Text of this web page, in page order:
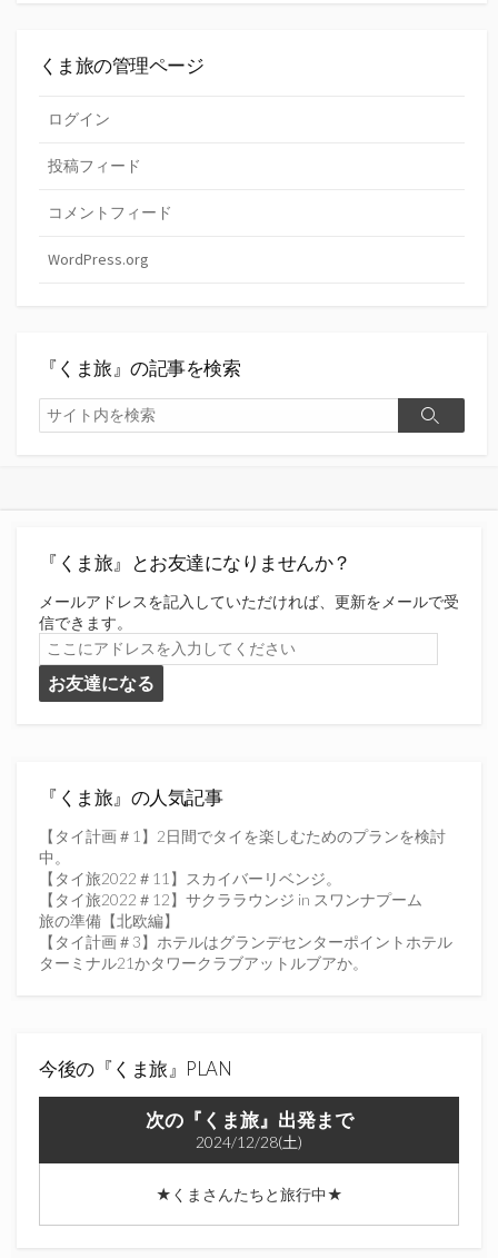
旅』
くま旅の管理ページ
ログイン
投稿フィード
コメントフィード
WordPress.org
『くま旅』の記事を検索
検
索
検
『くま旅』とお友達になりませんか？
メールアドレスを記入していただければ、更新をメールで受
信できます。
こ
こ
に
ア
を
力
し
て
く
だ
さ
い
お友達になる
『くま旅』の人気記事
【タイ計画＃1】2日間でタイを楽しむためのプランを検討
中。
【タイ旅2022＃11】スカイバーリベンジ。
【タイ旅2022＃12】サクララウンジ in スワンナプーム
旅の準備【北欧編】
【タイ計画＃3】ホテルはグランデセンターポイントホテル
ターミナル21かタワークラブアットルブアか。
今後の『くま旅』PLAN
次の『くま旅』出発まで
2024/12/28(土)
★くまさんたちと旅行中★